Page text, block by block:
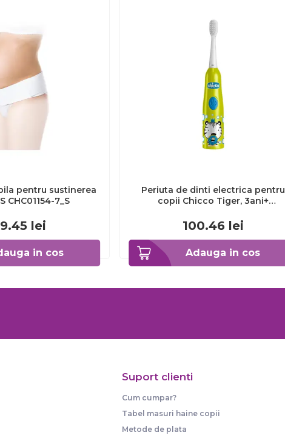
in cos
pentru sustinerea
CHC01154-7_S
lei
Adauga in cos
Periuta de dinti electrica pentru
copii Chicco Tiger, 3ani+
100.46 lei
Suport clienti
Cum cumpar?
Tabel masuri haine copii
Metode de plata